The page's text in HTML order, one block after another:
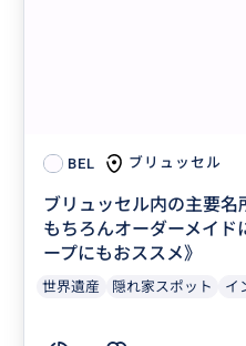
BEL ブリュッセル
ブリュッセル内の主要名
もちろんオーダーメイ
ープにもおススメ》
世界遺産 隠れ家スポット イ